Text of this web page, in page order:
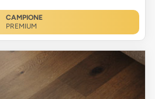
CAMPIONE
PREMIUM